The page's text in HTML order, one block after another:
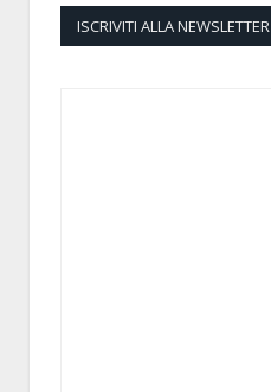
ISCRIVITI ALLA NEWSLETTER